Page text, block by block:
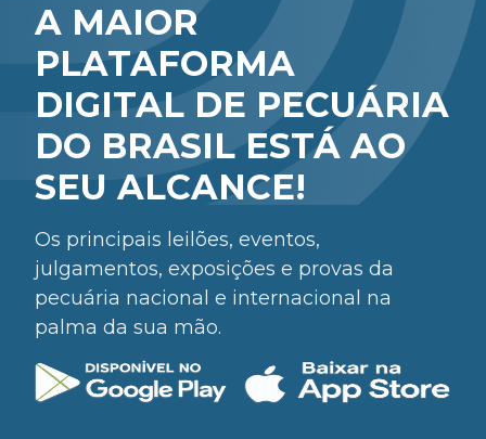
A MAIOR
PLATAFORMA
DIGITAL DE PECUÁRIA
DO BRASIL ESTÁ AO
SEU ALCANCE!
Os principais leilões, eventos,
julgamentos, exposições e provas da
pecuária nacional e internacional na
palma da sua mão.